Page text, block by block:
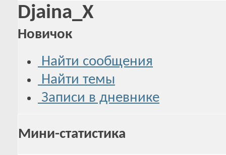
Djaina_X
Новичок
Найти сообщения
Найти темы
Записи в дневнике
Мини-статистика